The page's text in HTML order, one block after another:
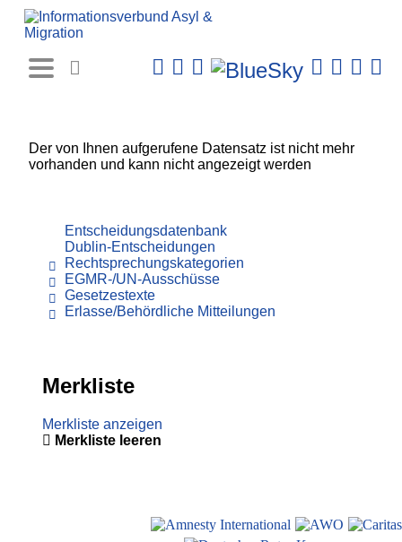
Der von Ihnen aufgerufene Datensatz ist nicht mehr
vorhanden und kann nicht angezeigt werden
Entscheidungsdatenbank
Dublin-Entscheidungen
Rechtsprechungskategorien
EGMR-/UN-Ausschüsse
Gesetzestexte
Erlasse/Behördliche Mitteilungen
Merkliste
Merkliste anzeigen
Merkliste leeren